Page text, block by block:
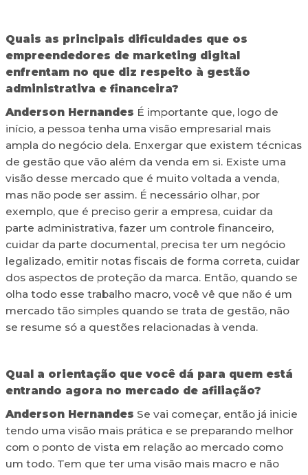
Quais as principais dificuldades que os
empreendedores de marketing digital
enfrentam no que diz respeito à gestão
administrativa e financeira?
Anderson Hernandes É importante que, logo de
início, a pessoa tenha uma visão empresarial mais
ampla do negócio dela. Enxergar que existem técnicas
de gestão que vão além da venda em si. Existe uma
visão desse mercado que é muito voltada a venda,
mas não pode ser assim. É necessário olhar, por
exemplo, que é preciso gerir a empresa, cuidar da
parte administrativa, fazer um controle financeiro,
cuidar da parte documental, precisa ter um negócio
legalizado, emitir notas fiscais de forma correta, cuidar
dos aspectos de proteção da marca. Então, quando se
olha todo esse trabalho macro, você vê que não é um
mercado tão simples quando se trata de gestão, não
se resume só a questões relacionadas à venda.
Qual a orientação que você dá para quem está
entrando agora no mercado de afiliação?
Anderson Hernandes Se vai começar, então já inicie
tendo uma visão mais prática e se preparando melhor
com o ponto de vista em relação ao mercado como
um todo. Tem que ter uma visão mais macro e não